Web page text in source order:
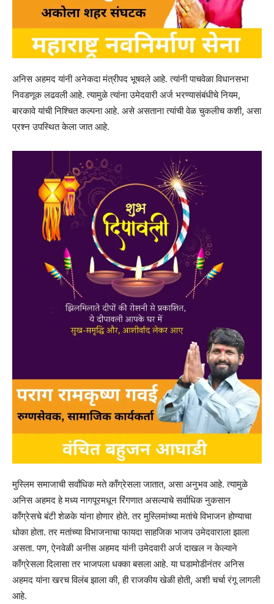
अनिस अहमद यांनी अनेकदा मंत्रीपद भूषवले आहे. त्यांनी पाचवेळा विधानसभा
निवडणूक लढवली आहे. त्यामुळे त्यांना उमेदवारी अर्ज भरण्यासंबंधीचे नियम,
बारकावे यांची निश्चित कल्पना आहे. असे असताना त्यांची वेळ चुकलीच कशी, असा
प्रश्न उपस्थित केला जात आहे.
मुस्लिम समाजाची सर्वांधिक मते काँग्रेसला जातात, असा अनुभव आहे. त्यामुळे
अनिस अहमद हे मध्य नागपूरमधून रिंगणात असल्याचे सर्वाधिक नुकसान
काँग्रेसचे बंटी शेळके यांना होणार होते. तर मुस्लिमांच्या मतांचे विभाजन होण्याचा
धोका होता. तर मतांच्या विभाजनाचा फायदा साहजिक भाजप उमेदवाराला झाला
असता. पण, ऐनवेळी अनीस अहमद यांनी उमेदवारी अर्ज दाखल न केल्याने
काँग्रेसला दिलासा तर भाजपला धक्का बसला आहे. या घडामोडीनंतर अनिस
अहमद यांना खरच विलंब झाला की, ही राजकीय खेळी होती, अशी चर्चा रंगू लागली
आहे.